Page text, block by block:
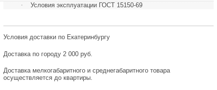
·
Условия эксплуатации ГОСТ 15150-69
Условия доставки по Екатеринбургу
Доставка по городу 2 000 руб.
Доставка мелкогабаритного и среднегабаритного товара
осуществляется до квартиры.